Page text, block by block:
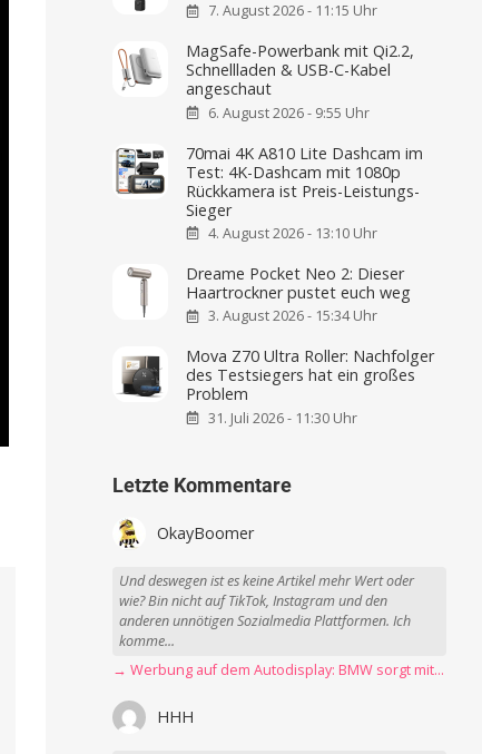
7. August 2026 - 11:15 Uhr
MagSafe-Powerbank mit Qi2.2,
Schnellladen & USB-C-Kabel
angeschaut
6. August 2026 - 9:55 Uhr
70mai 4K A810 Lite Dashcam im
Test: 4K-Dashcam mit 1080p
Rückkamera ist Preis-Leistungs-
Sieger
4. August 2026 - 13:10 Uhr
Dreame Pocket Neo 2: Dieser
Haartrockner pustet euch weg
3. August 2026 - 15:34 Uhr
Mova Z70 Ultra Roller: Nachfolger
des Testsiegers hat ein großes
Problem
31. Juli 2026 - 11:30 Uhr
Letzte Kommentare
OkayBoomer
Und deswegen ist es keine Artikel mehr Wert oder
wie? Bin nicht auf TikTok, Instagram und den
anderen unnötigen Sozialmedia Plattformen. Ich
komme...
→ Werbung auf dem Autodisplay: BMW sorgt mit Spider-Man-Werbung für scharfe Kritik
HHH